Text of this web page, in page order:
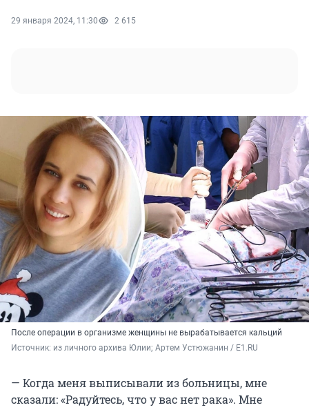
29 января 2024, 11:30 2 615
После операции в организме женщины не вырабатывается кальций
Источник: из личного архива Юлии; Артем Устюжанин / E1.RU
— Когда меня выписывали из больницы, мне
сказали: «Радуйтесь, что у вас нет рака». Мне